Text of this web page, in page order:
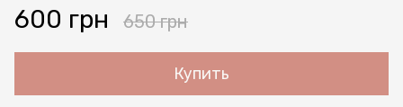
600 грн 650 грн
Купить